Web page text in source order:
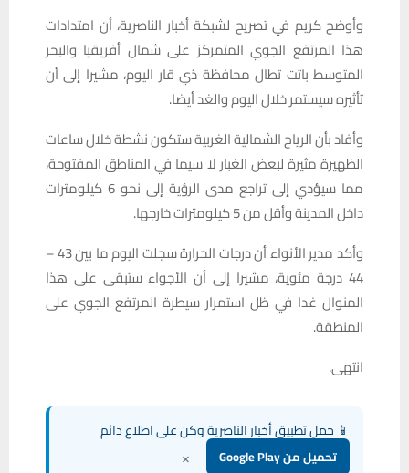
وأوضح كريم في تصريح لشبكة أخبار الناصرية، أن امتدادات
هذا المرتفع الجوي المتمركز على شمال أفريقيا والبحر
المتوسط باتت تطال محافظة ذي قار اليوم، مشيرا إلى أن
تأثيره سيستمر خلال اليوم والغد أيضا.
وأفاد بأن الرياح الشمالية الغربية ستكون نشطة خلال ساعات
الظهيرة مثيرة لبعض الغبار لا سيما في المناطق المفتوحة،
مما سيؤدي إلى تراجع مدى الرؤية إلى نحو 6 كيلومترات
داخل المدينة وأقل من 5 كيلومترات خارجها.
وأكد مدير الأنواء أن درجات الحرارة سجلت اليوم ما بين 43 –
44 درجة مئوية، مشيرا إلى أن الأجواء ستبقى على هذا
المنوال غدا في ظل استمرار سيطرة المرتفع الجوي على
المنطقة.
انتهى.
📱 حمل تطبيق أخبار الناصرية وكن على اطلاع دائم
تحميل من Google Play ×